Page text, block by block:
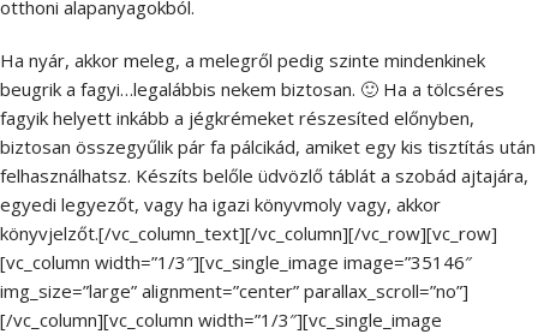
otthoni alapanyagokból.
Ha nyár, akkor meleg, a melegről pedig szinte mindenkinek
beugrik a fagyi…legalábbis nekem biztosan. 🙂 Ha a tölcséres
fagyik helyett inkább a jégkrémeket részesíted előnyben,
biztosan összegyűlik pár fa pálcikád, amiket egy kis tisztítás után
felhasználhatsz. Készíts belőle üdvözlő táblát a szobád ajtajára,
egyedi legyezőt, vagy ha igazi könyvmoly vagy, akkor
könyvjelzőt.[/vc_column_text][/vc_column][/vc_row][vc_row]
[vc_column width=”1/3″][vc_single_image image=”35146″
img_size=”large” alignment=”center” parallax_scroll=”no”]
[/vc_column][vc_column width=”1/3″][vc_single_image